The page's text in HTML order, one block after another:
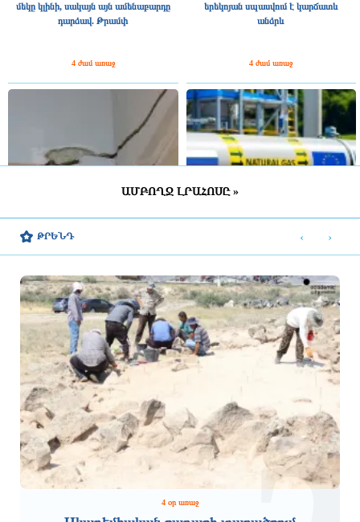
մեկը կլինի, սակայն այն ամենաբարդը
դարձավ. Թրամփ
4 ժամ առաջ
երեկոյան սպասվում է կարճատև
անձրև
4 ժամ առաջ
շենքերի բնակիչների բնակարանային
խնդիրները
4 ժամ առաջ 4 ժամ առաջ
Սարիգյուղի գազամատակարարումը
կդադարեցվի
Քննարկվել են Հայաստանի հետ
համատեղ ծրագրերի իրականացման
հնարավորությունները
ԱՄԲՈՂՋ ԼՐԱՀՈՍԸ »
ԹՐԵՆԴ
4 օր առաջ
‹ ›